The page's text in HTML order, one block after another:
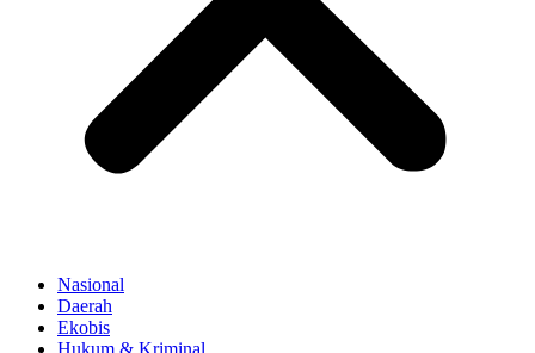
Nasional
Daerah
Ekobis
Hukum & Kriminal